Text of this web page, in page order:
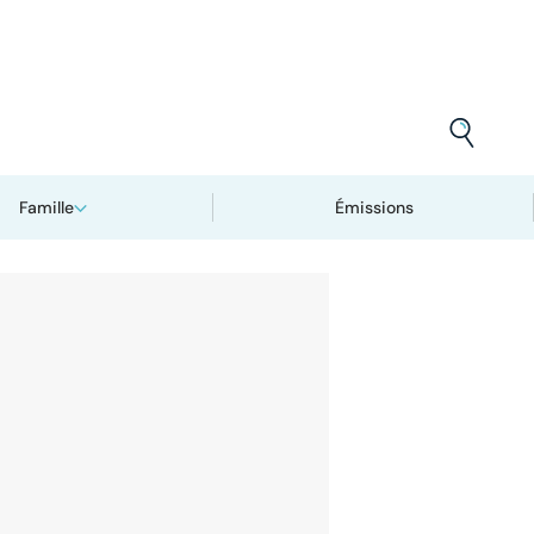
Famille Émissions